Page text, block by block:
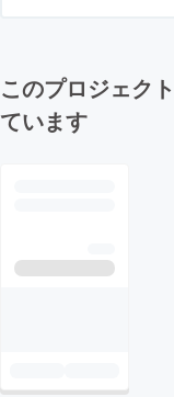
このプロジェク
ています